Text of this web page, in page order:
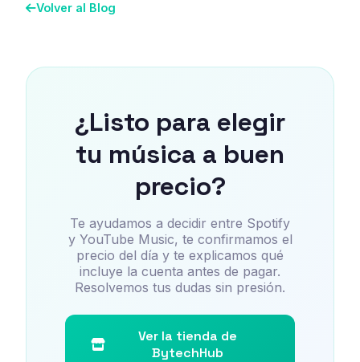
Volver al Blog
¿Listo para elegir
tu música a buen
precio?
Te ayudamos a decidir entre Spotify
y YouTube Music, te confirmamos el
precio del día y te explicamos qué
incluye la cuenta antes de pagar.
Resolvemos tus dudas sin presión.
Ver la tienda de
BytechHub